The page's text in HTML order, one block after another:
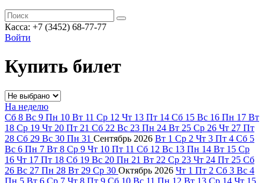
Касса: +7 (3452) 68-77-77
Войти
Купить билет
На неделю
Сб 8 Вс 9 Пн 10 Вт 11 Ср 12 Чт 13 Пт 14 Сб 15 Вс 16 Пн 17 Вт
18 Ср 19 Чт 20 Пт 21 Сб 22 Вс 23 Пн 24 Вт 25 Ср 26 Чт 27 Пт
28 Сб 29 Вс 30 Пн 31 Сентябрь 2026 Вт 1 Ср 2 Чт 3 Пт 4 Сб 5
Вс 6 Пн 7 Вт 8 Ср 9 Чт 10 Пт 11 Сб 12 Вс 13 Пн 14 Вт 15 Ср
16 Чт 17 Пт 18 Сб 19 Вс 20 Пн 21 Вт 22 Ср 23 Чт 24 Пт 25 Сб
26 Вс 27 Пн 28 Вт 29 Ср 30 Октябрь 2026 Чт 1 Пт 2 Сб 3 Вс 4
Пн 5 Вт 6 Ср 7 Чт 8 Пт 9 Сб 10 Вс 11 Пн 12 Вт 13 Ср 14 Чт 15